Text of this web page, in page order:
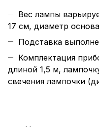
Вес лампы
17 см, диаметр
Подставка
Комплектация
длиной 1,5 м,
свечения лампочки